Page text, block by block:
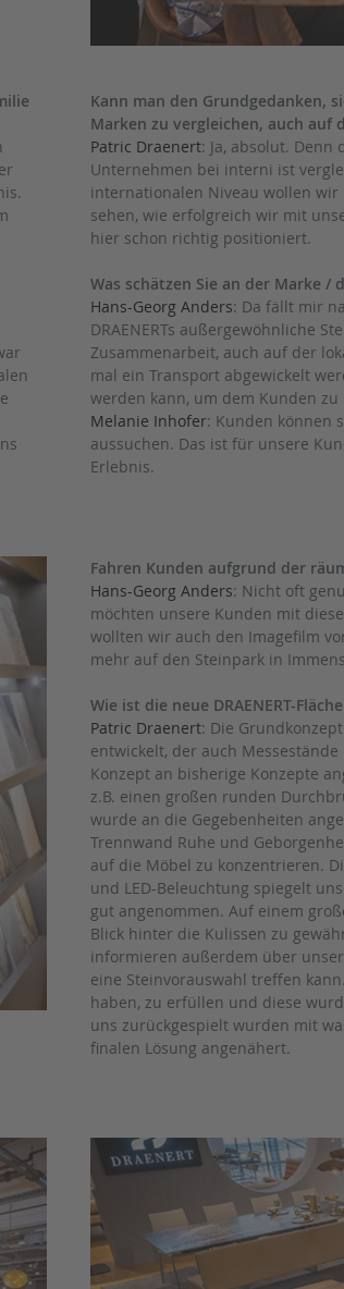
Kann man den Grundgedanken,
Marken zu vergleichen, auch
Patric Draenert: Ja, absolut.
Unternehmen bei interni ist
internationalen Niveau wollen
sehen, wie erfolgreich wir mit
hier schon richtig positioniert.
Was schätzen Sie an der Marke /
Hans-Georg Anders: Da fällt mir
DRAENERTs außergewöhnliche
Zusammenarbeit, auch auf der
mal ein Transport abgewickelt
werden kann, um dem Kunden zu
Melanie Inhofer: Kunden können
aussuchen. Das ist für unsere
Erlebnis.
Fahren Kunden aufgrund der
Hans-Georg Anders: Nicht oft
möchten unsere Kunden mit
wollten wir auch den Imagefilm
mehr auf den Steinpark in
Wie ist die neue DRAENERT-
Patric Draenert: Die
entwickelt, der auch
Konzept an bisherige Konzepte
z.B. einen großen runden
wurde an die Gegebenheiten
Trennwand Ruhe und
auf die Möbel zu konzentrieren.
und LED-Beleuchtung spiegelt
gut angenommen. Auf einem
Blick hinter die Kulissen zu
informieren außerdem über
eine Steinvorauswahl treffen
haben, zu erfüllen und diese
uns zurückgespielt wurden mit
finalen Lösung angenähert.